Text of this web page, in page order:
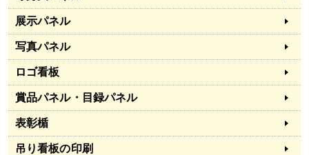
展示パネル
写真パネル
ロゴ看板
賞品パネル・目録パネル
表彰楯
吊り看板の印刷